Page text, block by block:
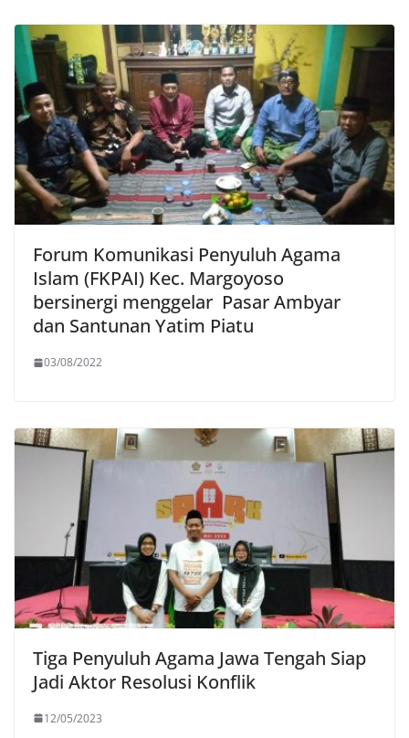
Forum Komunikasi Penyuluh Agama
Islam (FKPAI) Kec. Margoyoso
bersinergi menggelar Pasar Ambyar
dan Santunan Yatim Piatu
03/08/2022
Tiga Penyuluh Agama Jawa Tengah Siap
Jadi Aktor Resolusi Konflik
12/05/2023